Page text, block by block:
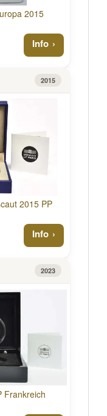
2015
Info
2015
2015 PP
Info
2023
Frankreich